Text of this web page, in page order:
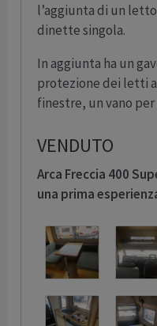
l’aggiunta di un
dinette singola.
In aggiunta ha un
protezione dei letti
finestre, un vano per
VENDUTO
Arca Freccia 400
una prima